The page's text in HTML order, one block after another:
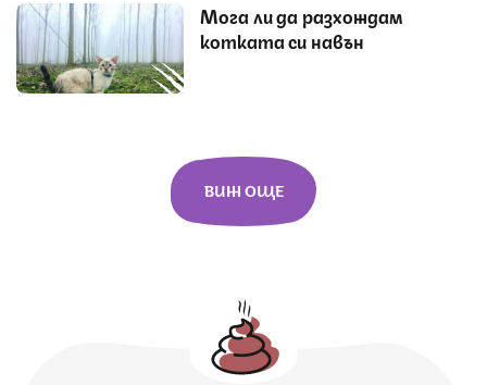
Мога ли да разхождам
котката си навън
ВИЖ ОЩЕ